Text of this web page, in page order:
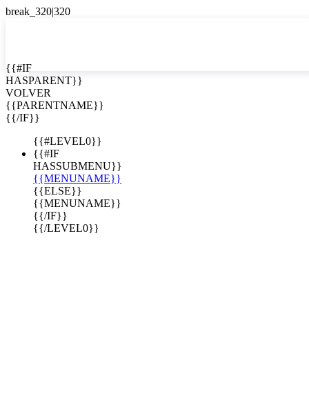

EN
ES
{{#IF
HASPARENT}}
VOLVER
{{PARENTNAME}}
{{/IF}}
{{#LEVEL0}}
{{#IF
HASSUBMENU}}
{{MENUNAME}}
{{ELSE}}
{{MENUNAME}}
{{/IF}}
{{/LEVEL0}}